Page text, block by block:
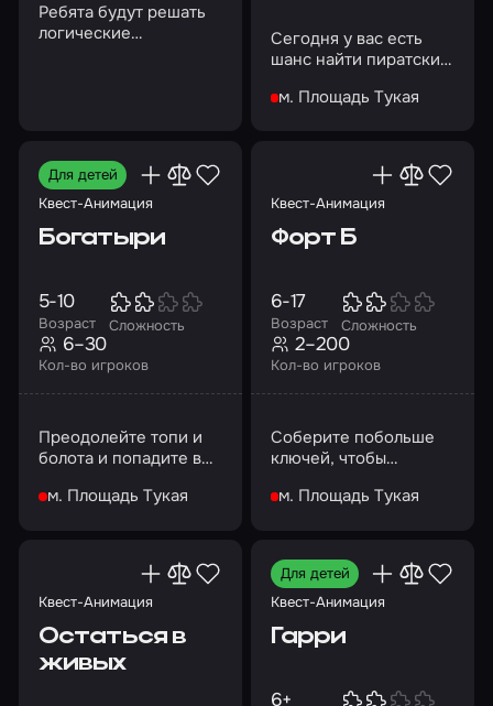
Ребята будут решать
логические
Сегодня у вас есть
шанс найти пиратский
м. Площадь Тукая
Для детей
Квест-Анимация
Богатыри
Возраст
5-10
Сложность
Кол-во игроков
6–30
Преодолейте топи и
болота и попадите в
помощью заклинания
м. Площадь Тукая
Квест-Анимация
Форт Б
Возраст
6-17
Сложность
Кол-во игроков
2–200
Соберите побольше
ключей, чтобы
клетке с золотом и
м. Площадь Тукая
Квест-Анимация
Остаться в
живых
Для детей
Квест-Анимация
Гарри
6+